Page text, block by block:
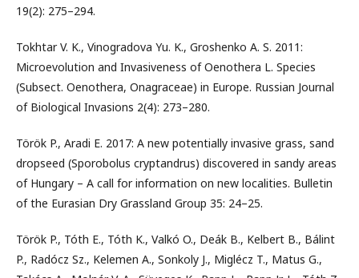
19(2): 275–294.
Tokhtar V. K., Vinogradova Yu. K., Groshenko A. S. 2011:
Microevolution and Invasiveness of Oenothera L. Species
(Subsect. Oenothera, Onagraceae) in Europe. Russian Journal
of Biological Invasions 2(4): 273–280.
Török P., Aradi E. 2017: A new potentially invasive grass, sand
dropseed (Sporobolus cryptandrus) discovered in sandy areas
of Hungary – A call for information on new localities. Bulletin
of the Eurasian Dry Grassland Group 35: 24–25.
Török P., Tóth E., Tóth K., Valkó O., Deák B., Kelbert B., Bálint
P., Radócz Sz., Kelemen A., Sonkoly J., Miglécz T., Matus G.,